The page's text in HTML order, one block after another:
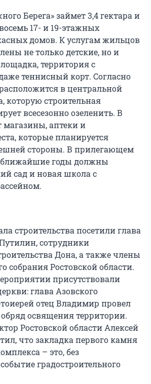
Берега» займет 3,4 гектара и
17- и 19-этажных
домов. К услугам жильцов
не только детские, но и
территория с
теннисный корт. Согласно
в центральной
которую строительная
всесезонно озеленить. В
магазины, аптеки и
которые планируется
стороны. В прилегающем
ближайшие годы должны
сад и новая школа с
строительства посетили глава
сотрудники
Дона, а также члены
собрания Ростовской области.
присутствовали
глава Азовского
отец Владимир провел
освящения территории.
Ростовской области Алексей
что закладка первого камня
– это, без
градостроительного